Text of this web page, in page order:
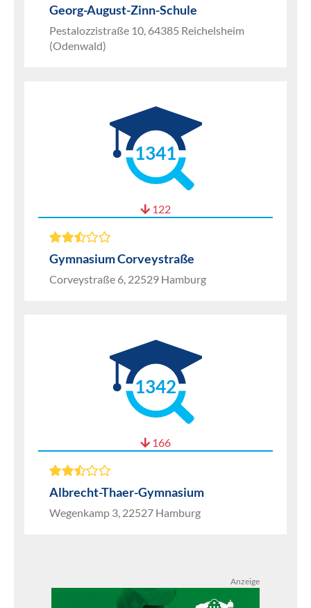
Georg-August-Zinn-Schule
Pestalozzistraße 10, 64385 Reichelsheim
(Odenwald)
1341
122
Gymnasium Corveystraße
Corveystraße 6, 22529 Hamburg
1342
166
Albrecht-Thaer-Gymnasium
Wegenkamp 3, 22527 Hamburg
Anzeige